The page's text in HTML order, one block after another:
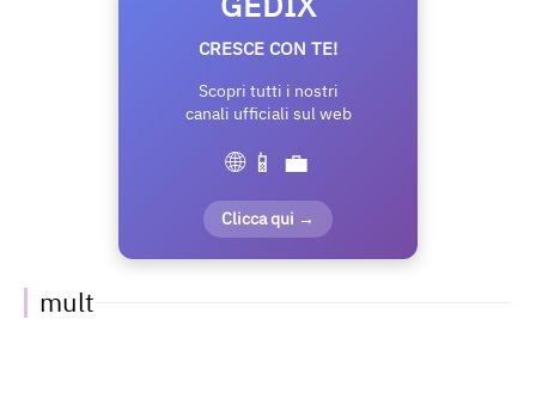
CRESCE CON TE!
Scopri tutti i nostri
canali ufficiali sul web
🌐 📱 💼
Clicca qui →
mult